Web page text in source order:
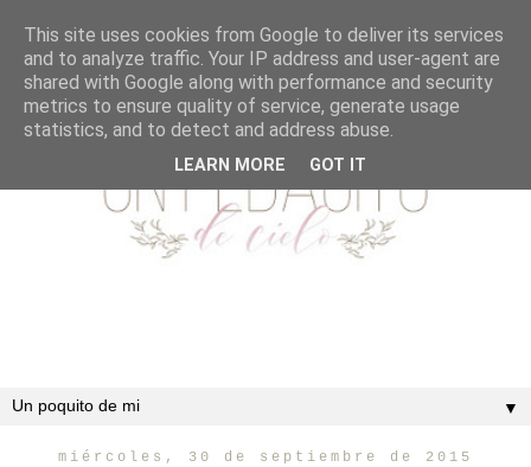
▼
miércoles, 30 de septiembre de 2015
This site uses cookies from Google to deliver its services
and to analyze traffic. Your IP address and user-agent are
shared with Google along with performance and security
metrics to ensure quality of service, generate usage
statistics, and to detect and address abuse.
LEARN MORE GOT IT